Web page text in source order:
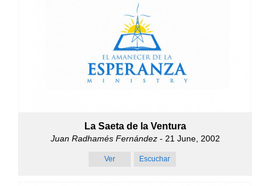
La Saeta de la Ventura
Juan Radhamés Fernández- 21 June, 2002
Ver Escuchar